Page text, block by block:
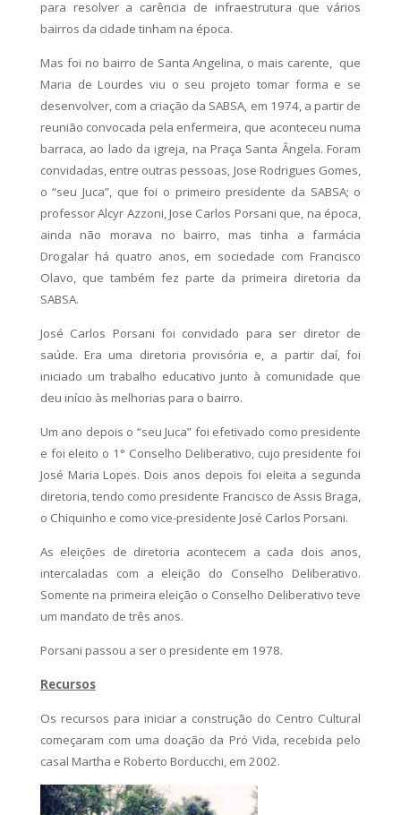
para resolver a carência de infraestrutura que vários
bairros da cidade tinham na época.
Mas foi no bairro de Santa Angelina, o mais carente, que
Maria de Lourdes viu o seu projeto tomar forma e se
desenvolver, com a criação da SABSA, em 1974, a partir de
reunião convocada pela enfermeira, que aconteceu numa
barraca, ao lado da igreja, na Praça Santa Ângela. Foram
convidadas, entre outras pessoas, Jose Rodrigues Gomes,
o “seu Juca”, que foi o primeiro presidente da SABSA; o
professor Alcyr Azzoni, Jose Carlos Porsani que, na época,
ainda não morava no bairro, mas tinha a farmácia
Drogalar há quatro anos, em sociedade com Francisco
Olavo, que também fez parte da primeira diretoria da
SABSA.
José Carlos Porsani foi convidado para ser diretor de
saúde. Era uma diretoria provisória e, a partir daí, foi
iniciado um trabalho educativo junto à comunidade que
deu início às melhorias para o bairro.
Um ano depois o “seu Juca” foi efetivado como presidente
e foi eleito o 1° Conselho Deliberativo, cujo presidente foi
José Maria Lopes. Dois anos depois foi eleita a segunda
diretoria, tendo como presidente Francisco de Assis Braga,
o Chiquinho e como vice-presidente José Carlos Porsani.
As eleições de diretoria acontecem a cada dois anos,
intercaladas com a eleição do Conselho Deliberativo.
Somente na primeira eleição o Conselho Deliberativo teve
um mandato de três anos.
Porsani passou a ser o presidente em 1978.
Recursos
Os recursos para iniciar a construção do Centro Cultural
começaram com uma doação da Pró Vida, recebida pelo
casal Martha e Roberto Borducchi, em 2002.